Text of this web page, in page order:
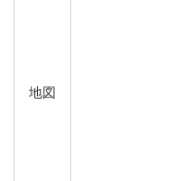
地図